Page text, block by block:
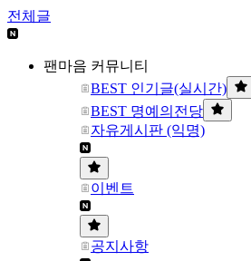
전체글
팬마음 커뮤니티
BEST 인기글(실시간)
BEST 명예의전당
자유게시판 (익명)
이벤트
공지사항